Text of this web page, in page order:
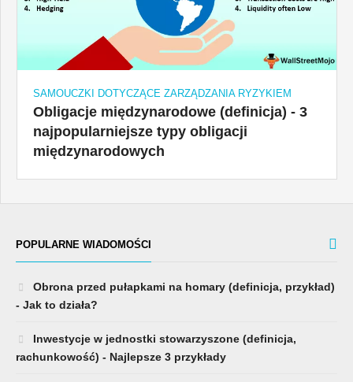
SAMOUCZKI DOTYCZĄCE ZARZĄDZANIA RYZYKIEM
Obligacje międzynarodowe (definicja) - 3
najpopularniejsze typy obligacji
międzynarodowych
POPULARNE WIADOMOŚCI
Obrona przed pułapkami na homary (definicja, przykład)
- Jak to działa?
Inwestycje w jednostki stowarzyszone (definicja,
rachunkowość) - Najlepsze 3 przykłady